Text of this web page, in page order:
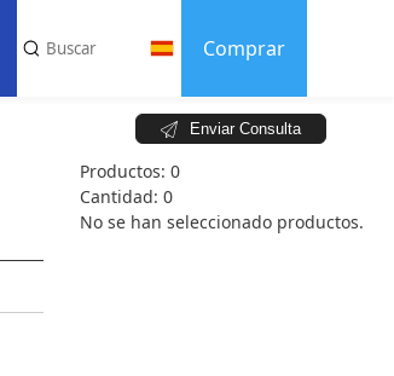
forma
Comprar
Enviar Consulta
Productos: 0
Cantidad: 0
No se han seleccionado productos.